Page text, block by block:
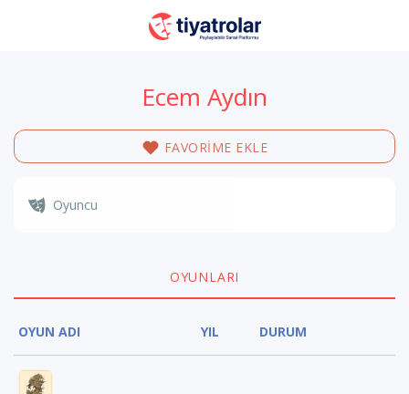
Ecem Aydın
FAVORİME EKLE
Oyuncu
OYUNLARI
OYUN ADI YIL DURUM